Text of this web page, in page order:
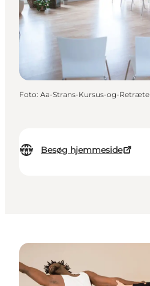
Besøg hjemmeside
Foto: Aa-Strans-Kursus-og-Retræte